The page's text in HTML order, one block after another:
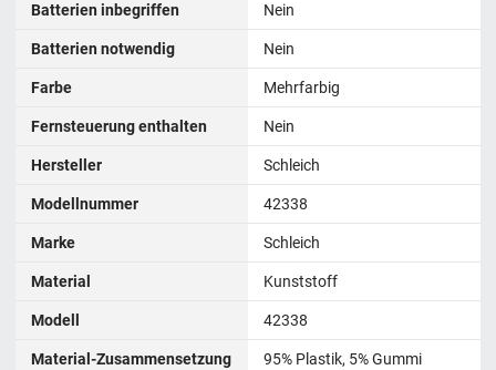
Batterien inbegriffen Nein
Batterien notwendig Nein
Farbe Mehrfarbig
Fernsteuerung enthalten Nein
Hersteller Schleich
Modellnummer ‎42338
Marke Schleich
Material Kunststoff
Modell ‎42338
Material-Zusammensetzung ‎95% Plastik, 5% Gummi